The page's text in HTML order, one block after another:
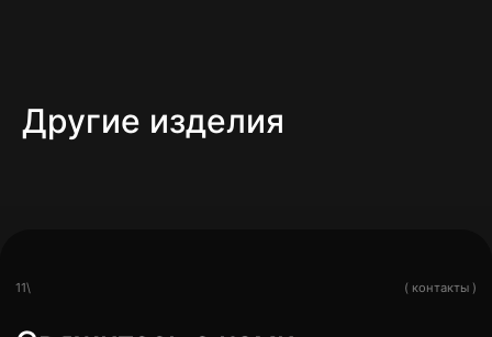
Другие изделия
Политика конфиденциальности
*Instagram — продукт
317272400018428
С 10:00 до 23:00
(без выходных)